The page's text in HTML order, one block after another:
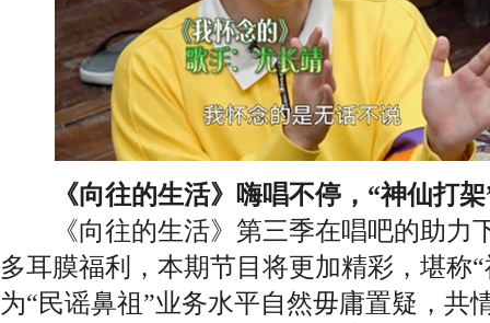
《向往的生活》嗨唱不停，“神仙打
《向往的生活》第三季在唱吧的助力
多耳膜福利，本期节目将更加精彩，堪称
为“民谣鼻祖”业务水平自然毋庸置疑，共